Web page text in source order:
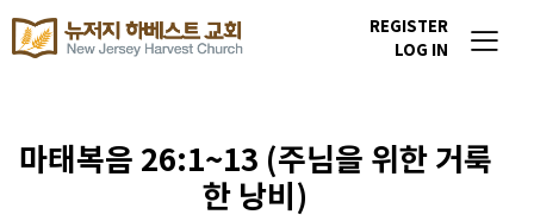
REGISTER
LOG IN
마태복음 26:1~13 (주님을 위한 거룩
한 낭비)